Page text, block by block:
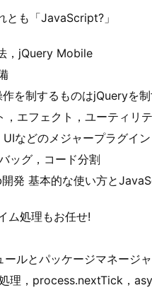
も「JavaScript?」
，jQuery Mobile
を制するものはjQueryを
エフェクト，ユーティリ
などのメジャープラグイ
ッグ，コード分割
発 基本的な使い方と
ム処理もお任せ!
ルとパッケージマネージ
理，process.nextTick，